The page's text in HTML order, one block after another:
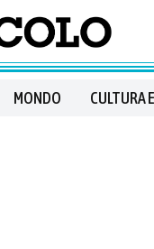
MONDO CULTURA